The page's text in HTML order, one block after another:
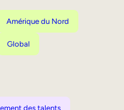
Amérique du Nord
Global
des talents